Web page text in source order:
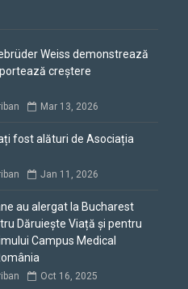
Weiss demonstrează
creștere
Mar 13, 2026
fost alături de Asociația
Jan 11, 2026
au alergat la Bucharest
Dăruiește Viață și pentru
Campus Medical
Oct 16, 2025